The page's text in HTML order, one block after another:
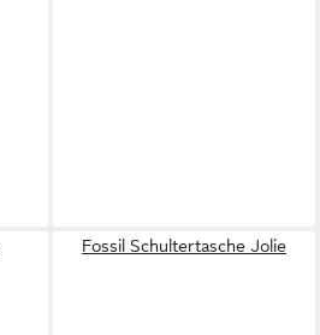
Fossil Schultertasche Jolie